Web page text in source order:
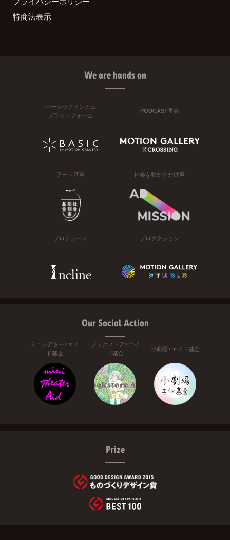
特商法表示
We are hands on
ベーシックインカム
プラットフォーム
PODCAST番組
アート基金 社会を動かすかけ声
プロデュース プロダクション
Our Social Action
ミニシアター・エイ
ド基金
ブックストア・エイ
ド基金
小劇場・エイド基金
Prize